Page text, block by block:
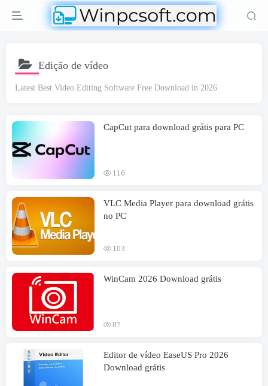
Edição de vídeo
Latest Best Video Editing Software Free Download in 2026
CapCut para download grátis para PC
116
VLC Media Player para download grátis
no PC
103
WinCam 2026 Download grátis
87
Editor de vídeo EaseUS Pro 2026
Download grátis